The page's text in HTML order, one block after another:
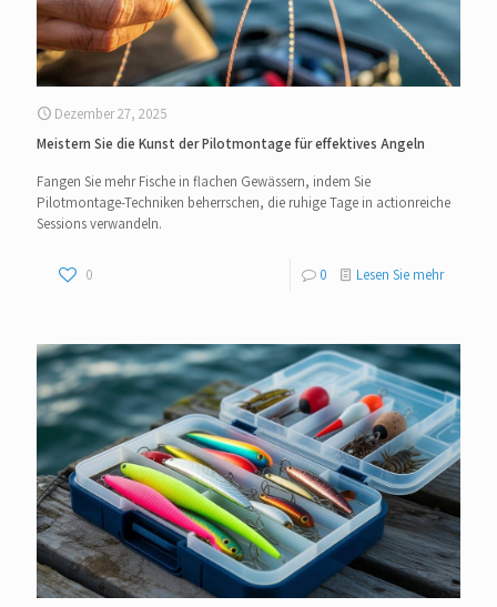
Dezember 27, 2025
Meistern Sie die Kunst der Pilotmontage für effektives Angeln
Fangen Sie mehr Fische in flachen Gewässern, indem Sie
Pilotmontage-Techniken beherrschen, die ruhige Tage in actionreiche
Sessions verwandeln.
0 0 Lesen Sie mehr